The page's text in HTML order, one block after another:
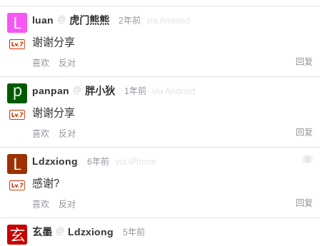
luan @ 虎门熊熊 2年前 via Android
谢谢分享
喜欢 反对 回复
panpan @ 胖小狄 1年前 via Android
谢谢分享
喜欢 反对 回复
Ldzxiong 6年前 via iPhone 9
感谢?
喜欢 反对 回复
玄墨 @ Ldzxiong 5年前